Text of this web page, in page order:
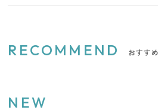
RECOMMEND おすす
NEW